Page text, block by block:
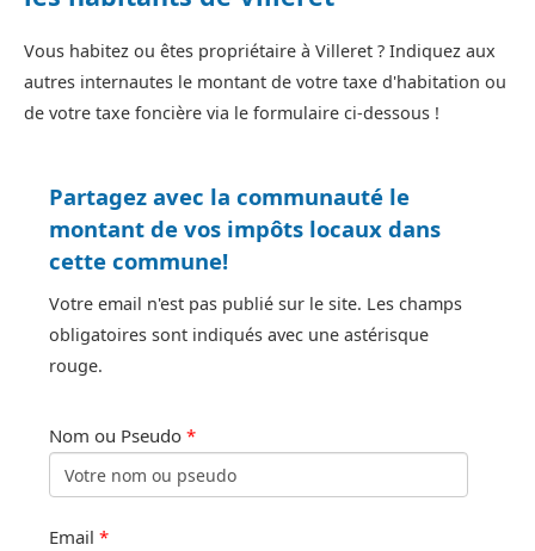
Vous habitez ou êtes propriétaire à Villeret ? Indiquez aux
autres internautes le montant de votre taxe d'habitation ou
de votre taxe foncière via le formulaire ci-dessous !
Partagez avec la communauté le
montant de vos impôts locaux dans
cette commune!
Votre email n'est pas publié sur le site. Les champs
obligatoires sont indiqués avec une astérisque
rouge.
Nom ou Pseudo *
Email *